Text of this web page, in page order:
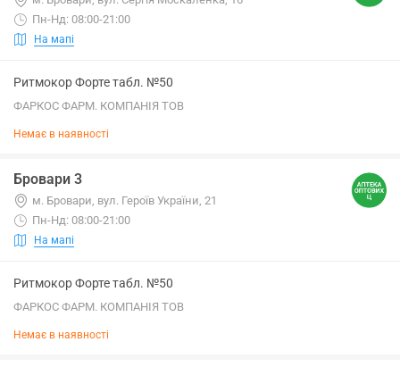
Пн-Нд: 08:00-21:00
На мапі
Ритмокор Форте табл. №50
ФАРКОС ФАРМ. КОМПАНІЯ ТОВ
Немає в наявності
Бровари 3
м. Бровари, вул. Героїв України, 21
Пн-Нд: 08:00-21:00
На мапі
Ритмокор Форте табл. №50
ФАРКОС ФАРМ. КОМПАНІЯ ТОВ
Немає в наявності